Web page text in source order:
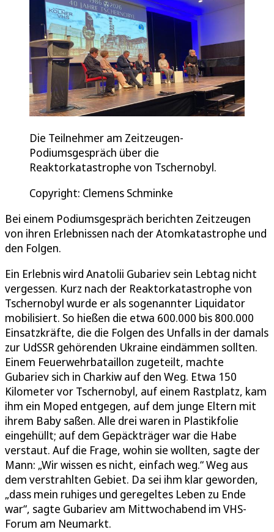
Die Teilnehmer am Zeitzeugen-
Podiumsgespräch über die
Reaktorkatastrophe von Tschernobyl.
Copyright: Clemens Schminke
Bei einem Podiumsgespräch berichten Zeitzeugen
von ihren Erlebnissen nach der Atomkatastrophe und
den Folgen.
Ein Erlebnis wird Anatolii Gubariev sein Lebtag nicht
vergessen. Kurz nach der Reaktorkatastrophe von
Tschernobyl wurde er als sogenannter Liquidator
mobilisiert. So hießen die etwa 600.000 bis 800.000
Einsatzkräfte, die die Folgen des Unfalls in der damals
zur UdSSR gehörenden Ukraine eindämmen sollten.
Einem Feuerwehrbataillon zugeteilt, machte
Gubariev sich in Charkiw auf den Weg. Etwa 150
Kilometer vor Tschernobyl, auf einem Rastplatz, kam
ihm ein Moped entgegen, auf dem junge Eltern mit
ihrem Baby saßen. Alle drei waren in Plastikfolie
eingehüllt; auf dem Gepäckträger war die Habe
verstaut. Auf die Frage, wohin sie wollten, sagte der
Mann: „Wir wissen es nicht, einfach weg.“ Weg aus
dem verstrahlten Gebiet. Da sei ihm klar geworden,
„dass mein ruhiges und geregeltes Leben zu Ende
war“, sagte Gubariev am Mittwochabend im VHS-
Forum am Neumarkt.